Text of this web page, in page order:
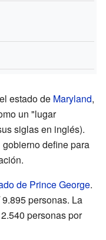
estado de Maryland,
un "lugar
siglas en inglés).
define para
de Prince George.
personas. La
personas por